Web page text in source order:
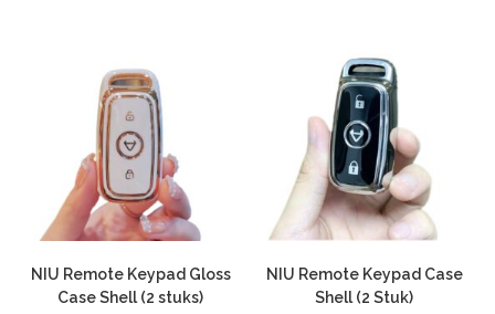
n
NIU Remote Keypad Gloss
Case Shell (2 stuks)
NIU Remote Keypad Case
Shell (2 Stuk)